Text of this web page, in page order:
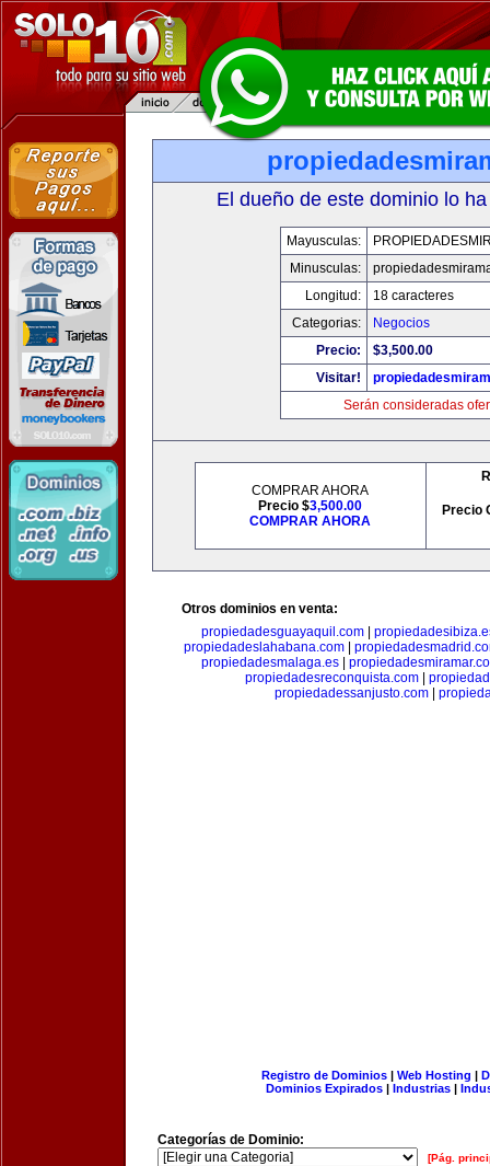
El dueño de este dominio lo
Mayusculas:
Minusculas:
Longitud:
18 caracteres
Categorias:
Negocios
Precio:
$3,500.00
Visitar!
Serán consideradas
COMPRAR AHORA
Precio $3,500.00
COMPRAR AHORA
Precio
Otros dominios en venta:
propiedadesguayaquil.com
propiedadeslahabana.com|
propiedadesmalaga.es|
propiedadesreconquista.com
propiedadessanjusto.com
Registro de Dominios| Web Hosting |
Dominios Expirados | Industrias |
Categorías de Dominio:
[Pág.